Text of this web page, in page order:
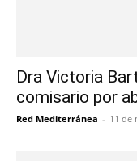
Dra Victoria
comisario por
Red Mediterránea - 11 de